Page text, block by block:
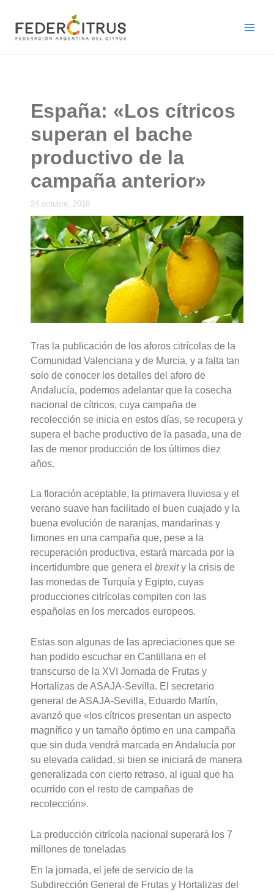
contenido
España: «Los cítricos
superan el bache
productivo de la
campaña anterior»
24 octubre, 2018
Tras la publicación de los aforos citrícolas de la
Comunidad Valenciana y de Murcia, y a falta tan
solo de conocer los detalles del aforo de
Andalucía, podemos adelantar que la cosecha
nacional de cítricos, cuya campaña de
recolección se inicia en estos días, se recupera y
supera el bache productivo de la pasada, una de
las de menor producción de los últimos diez
años.
La floración aceptable, la primavera lluviosa y el
verano suave han facilitado el buen cuajado y la
buena evolución de naranjas, mandarinas y
limones en una campaña que, pese a la
recuperación productiva, estará marcada por la
incertidumbre que genera elbrexity la crisis de
las monedas de Turquía y Egipto, cuyas
producciones citrícolas compiten con las
españolas en los mercados europeos.
Estas son algunas de las apreciaciones que se
han podido escuchar en Cantillana en el
transcurso de la XVI Jornada de Frutas y
Hortalizas de ASAJA-Sevilla. El secretario
general de ASAJA-Sevilla, Eduardo Martín,
avanzó que «los cítricos presentan un aspecto
magnífico y un tamaño óptimo en una campaña
que sin duda vendrá marcada en Andalucía por
su elevada calidad, si bien se iniciará de manera
generalizada con cierto retraso, al igual que ha
ocurrido con el resto de campañas de
recolección».
La producción citrícola nacional superará los 7
millones de toneladas
En la jornada, el jefe de servicio de la
Subdirección General de Frutas y Hortalizas del